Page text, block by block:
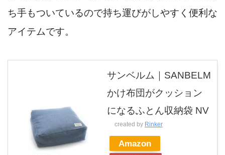
ち手もついているので持ち運びがしやすく便利な
アイテムです。
サンベルム｜SANBELM
かけ布団がクッション
になるふとん収納袋 NV
created by Rinker
Amazon